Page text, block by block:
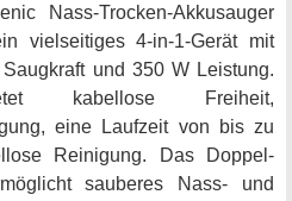
Nass-Trocken-Akkusauger
vielseitiges 4-in-1-Gerät mit
und 350 W Leistung.
kabellose Freiheit,
eine Laufzeit von bis zu
Reinigung. Das Doppel-
sauberes Nass- und